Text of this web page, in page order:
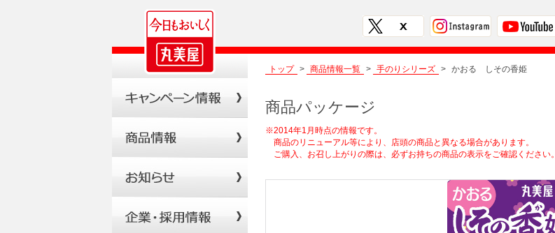
トップ > 商品情報一覧 > 手のりシリーズ > かおる しその香姫
商品パッケージ
※2014年1月時点の情報です。
商品のリニューアル等により、店頭の商品と異なる場合があります。
ご購入、お召し上がりの際は、必ずお持ちの商品の表示をご確認ください。